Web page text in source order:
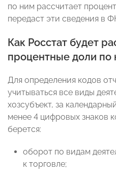
по ним рассчитает
передаст эти сведения в
Как Росстат будет
процентные доли
Для определения кодов
учитываться все виды
хозсубъект, за
менее 4 цифровых знаков
берется:
оборот по видам
к торговле;